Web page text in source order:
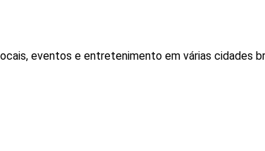
eventos e entretenimento em várias cidades